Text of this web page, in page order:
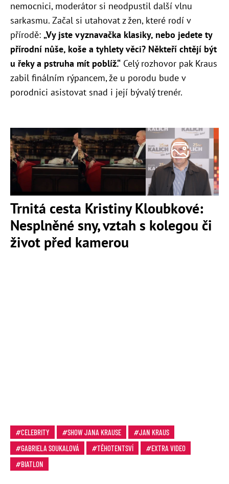
nemocnici, moderátor si neodpustil další vlnu
sarkasmu. Začal si utahovat z žen, které rodí v
přírodě: „Vy jste vyznavačka klasiky, nebo jedete ty
přírodní nůše, koše a tyhlety věci? Někteří chtějí být
u řeky a pstruha mít poblíž.“ Celý rozhovor pak Kraus
zabil finálním rýpancem, že u porodu bude v
porodnici asistovat snad i její bývalý trenér.
Trnitá cesta Kristiny Kloubkové:
Nesplněné sny, vztah s kolegou či
život před kamerou
CELEBRITY SHOW JANA KRAUSE
JAN KRAUS
GABRIELA SOUKALOVÁ
TĚHOTENTSVÍ
EXTRA VIDEO
BIATLON